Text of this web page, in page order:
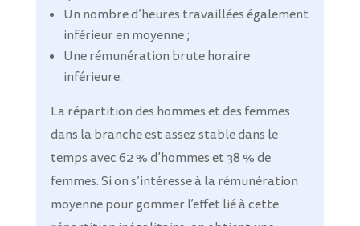
Un nombre d’heures travaillées également
inférieur en moyenne ;
Une rémunération brute horaire
inférieure.
La répartition des hommes et des femmes
dans la branche est assez stable dans le
temps avec 62 % d’hommes et 38 % de
femmes. Si on s’intéresse à la rémunération
moyenne pour gommer l’effet lié à cette